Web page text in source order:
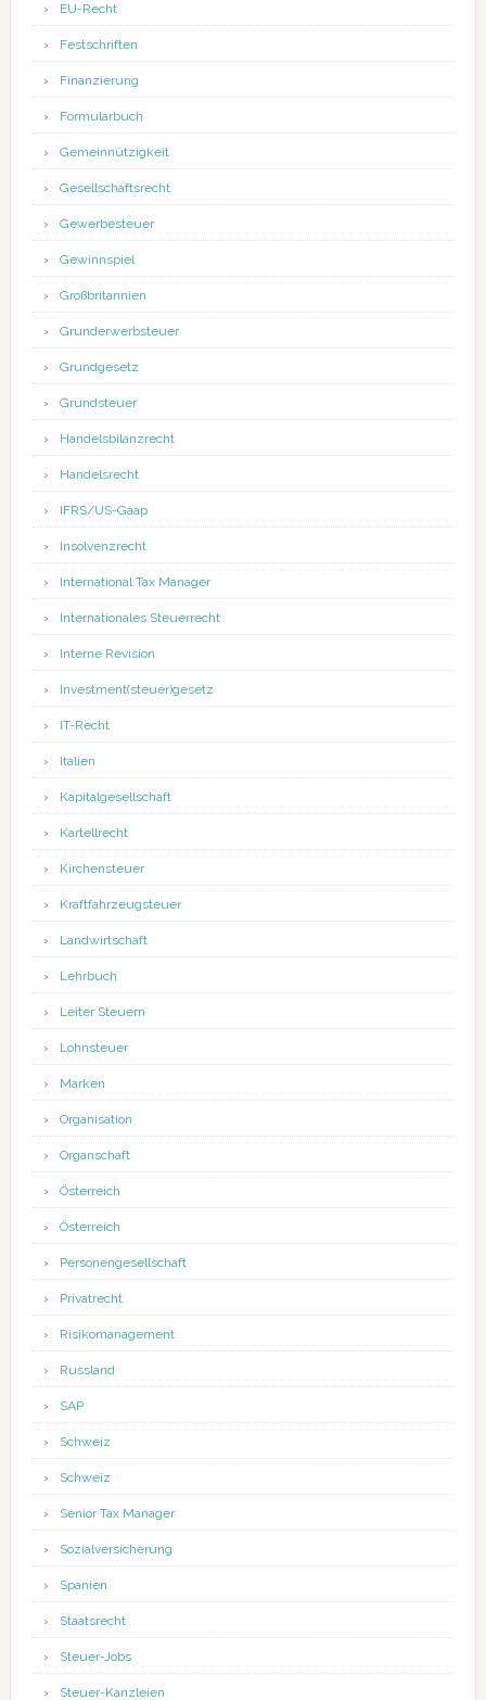
EU-Recht
Festschriften
Finanzierung
Formularbuch
Gemeinnützigkeit
Gesellschaftsrecht
Gewerbesteuer
Gewinnspiel
Großbritannien
Grunderwerbsteuer
Grundgesetz
Grundsteuer
Handelsbilanzrecht
Handelsrecht
IFRS/US-Gaap
Insolvenzrecht
International Tax Manager
Internationales Steuerrecht
Interne Revision
Investment(steuer)gesetz
IT-Recht
Italien
Kapitalgesellschaft
Kartellrecht
Kirchensteuer
Kraftfahrzeugsteuer
Landwirtschaft
Lehrbuch
Leiter Steuern
Lohnsteuer
Marken
Organisation
Organschaft
Österreich
Österreich
Personengesellschaft
Privatrecht
Risikomanagement
Russland
SAP
Schweiz
Schweiz
Senior Tax Manager
Sozialversicherung
Spanien
Staatsrecht
Steuer-Jobs
Steuer-Kanzleien